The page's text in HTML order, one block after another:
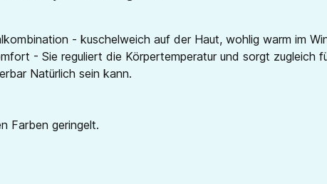
- kuschelweich auf der Haut, wohlig warm im
- Sie reguliert die Körpertemperatur und sorgt zugleich
Natürlich sein kann.
Farben geringelt.